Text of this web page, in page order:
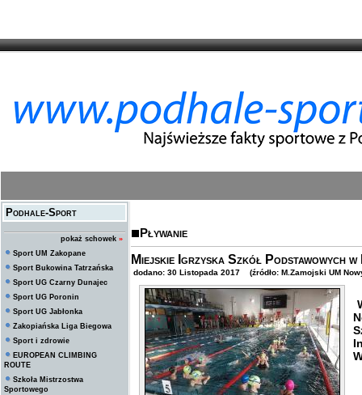
Podhale-Sport
pokaż schowek »
Sport UM Zakopane
Sport Bukowina Tatrzańska
Sport UG Czarny Dunajec
Sport UG Poronin
Sport UG Jabłonka
Zakopiańska Liga Biegowa
Sport i zdrowie
EUROPEAN CLIMBING
ROUTE
Szkoła Mistrzostwa
Sportowego
Pływanie
Miejskie Igrzyska Szkół Podstawowych w
dodano: 30 Listopada 2017 (źródło: M.Zamojski UM